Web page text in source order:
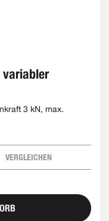
3 kN, max.
VERGLEICHEN